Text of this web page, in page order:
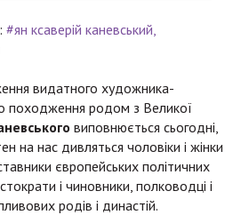
#ян ксаверій каневський
видатного художника-
походження родом з Великої
виповнюється сьогодні,
на нас дивляться чоловіки і жінки
європейських політичних
і чиновники, полководці і
родів і династій.